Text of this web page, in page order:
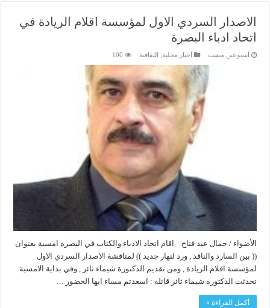
الاصدار السردي الاول لمؤسسة اقلام الريادة في
اتحاد ادباء البصرة
‏أسبوعين مضت أخبار محلية الثقافية 100
الأضواء / جمال عبد فتاح اقام اتحاد الادباء والكتاب في البصرة امسية بعنوان
(( بين السارد والناقد , ورد لنهار جديد )) لمناقشة الاصدار السردي الاول
لمؤسسة اقلام الريادة , ومن تقديم الدكتورة شيماء ثائر , وفي بداية الامسية
تحدثت الدكتورة شيماء ثائر قائلة : اسعدتم مساء ايها الحضور …
أكمل القراءة »